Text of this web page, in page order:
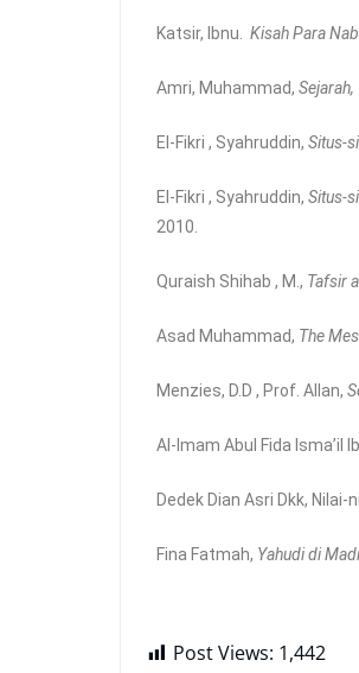
Katsir, Ibnu. Kisah Para
Amri, Muhammad,
El-Fikri , Syahruddin, Situs-
El-Fikri , Syahruddin, Situs-
2010.
Quraish Shihab , M., Tafsir
Asad Muhammad, The
Menzies, D.D , Prof. Allan,
Al-Imam Abul Fida Isma’il
Dedek Dian Asri Dkk, Nilai-
Fina Fatmah, Yahudi di
Post Views: 1,442